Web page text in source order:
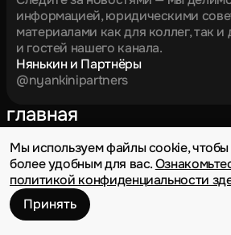
информацией, юридическими
материалами как для коллег, так и
и гостей нашего канала.
Нянькин и Партнёры
@nyankinipartners
главная
о нас
новости
партнёрство
Политика конфиденциальности
Дизайн — Владислав Базаев
Мы используем файлы cookie, чтобы
более удобным для вас.
политикой конфиденциальности
Принять